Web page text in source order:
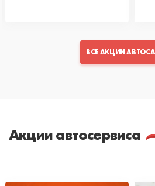
ВСЕ АКЦИИ
Акции автосервиса